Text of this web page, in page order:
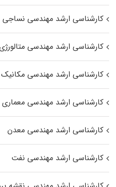
کارشناسی ارشد مهندسی
کارشناسی ارشد مهندسی
کارشناسی ارشد مهندسی مکانیک
کارشناسی ارشد مهندسی
کارشناسی ارشد مهندسی معدن
کارشناسی ارشد مهندسی نفت